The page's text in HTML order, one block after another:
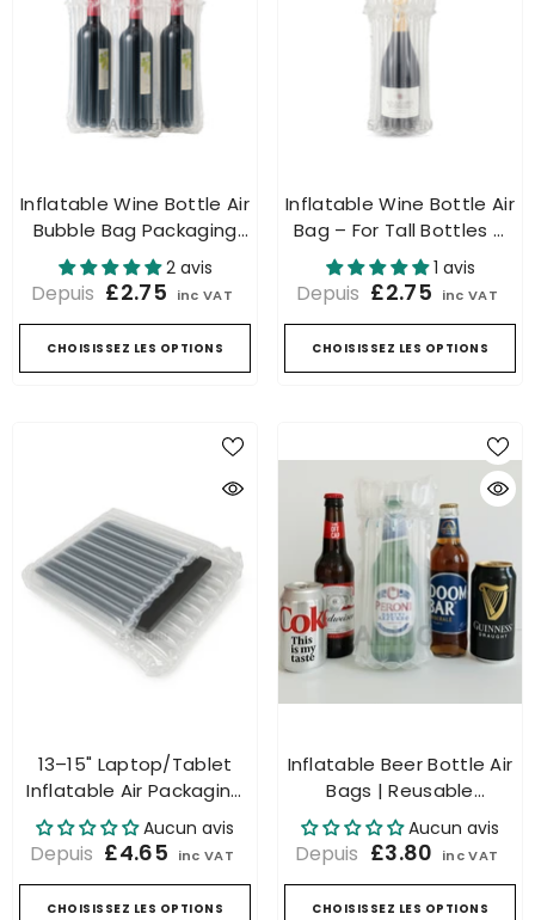
Inflatable Wine Bottle Air
Bubble Bag Packaging
Protective Cushion
Bubble Bags
2 avis
Depuis £2.75 inc VAT
CHOISISSEZ LES OPTIONS
Inflatable Wine Bottle Air
Bag – For Tall Bottles &
Champagne Protective
Cushion
1 avis
Depuis £2.75 inc VAT
CHOISISSEZ LES OPTIONS
13–15" Laptop/Tablet
Inflatable Air Packaging
– Protective Shockproof
Bags
Aucun avis
Depuis £4.65 inc VAT
CHOISISSEZ LES OPTIONS
Inflatable Beer Bottle Air
Bags | Reusable
Shockproof Protective
Sleeves
Aucun avis
Depuis £3.80 inc VAT
CHOISISSEZ LES OPTIONS